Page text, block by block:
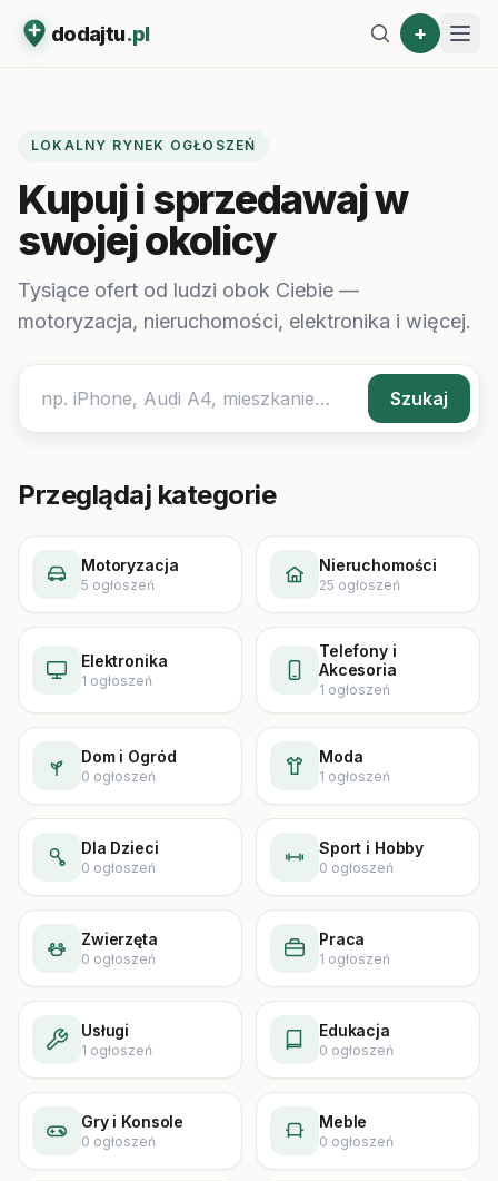
dodajtu.pl +
LOKALNY RYNEK OGŁOSZEŃ
Kupuj i sprzedawaj w
swojej okolicy
Tysiące ofert od ludzi obok Ciebie —
motoryzacja, nieruchomości, elektronika i więcej.
Szukaj
Przeglądaj kategorie
Motoryzacja
5 ogłoszeń
Nieruchomości
25 ogłoszeń
Elektronika
1 ogłoszeń
Telefony i
Akcesoria
1 ogłoszeń
Dom i Ogród
0 ogłoszeń
Moda
1 ogłoszeń
Dla Dzieci
0 ogłoszeń
Sport i Hobby
0 ogłoszeń
Zwierzęta
0 ogłoszeń
Praca
1 ogłoszeń
Usługi
1 ogłoszeń
Edukacja
0 ogłoszeń
Gry i Konsole
0 ogłoszeń
Meble
0 ogłoszeń